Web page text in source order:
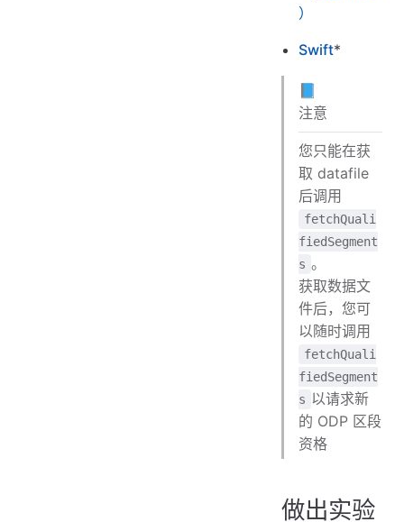
）
Swift*
📘
注意
您只能在获
取 datafile
后调用
fetchQuali
fiedSegment
s 。
获取数据文
件后，您可
以随时调用
fetchQuali
fiedSegment
s 以请求新
的 ODP 区段
资格
做出实验